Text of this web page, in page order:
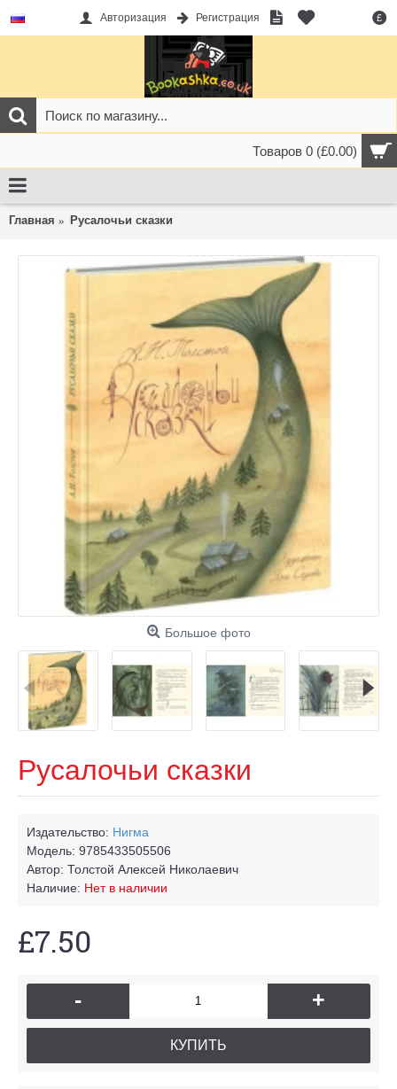
£
Авторизация Регистрация
Товаров 0 (£0.00)
Главная Русалочьи сказки
Большое фото
Русалочьи сказки
Издательство: Нигма
Модель: 9785433505506
Автор: Толстой Алексей Николаевич
Наличие: Нет в наличии
£7.50
- +
КУПИТЬ